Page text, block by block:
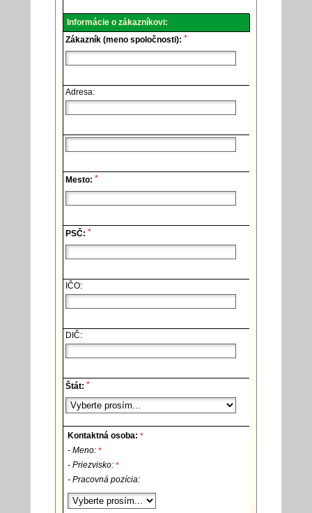
Informácie o zákazníkovi:
Zákazník (meno spoločnosti): *
Adresa:
Mesto: *
PSČ: *
IČO:
DIČ:
Štát: *
Kontaktná osoba: *
- Meno: *
- Priezvisko: *
- Pracovná pozícia: